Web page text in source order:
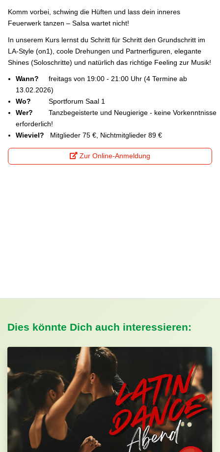
Komm vorbei, schwing die Hüften und lass dein inneres
Feuerwerk tanzen – Salsa wartet nicht!
In unserem Kurs lernst du Schritt für Schritt den Grundschritt im
LA-Style (on1), coole Drehungen und Partnerfiguren, elegante
Shines (Soloschritte) und natürlich das richtige Feeling zur Musik!
Wann?
freitags von 19:00 - 21:00 Uhr (4 Termine ab
13.02.2026)
Wo?
Sportforum Saal 1
Wer?Tanzbegeisterte und Neugierige - keine Vorkenntnisse
erforderlich!
Wieviel? Mitglieder 75 €, Nichtmitglieder 89 €
Zur Online-Anmeldung
Dies könnte Dich auch interessieren: